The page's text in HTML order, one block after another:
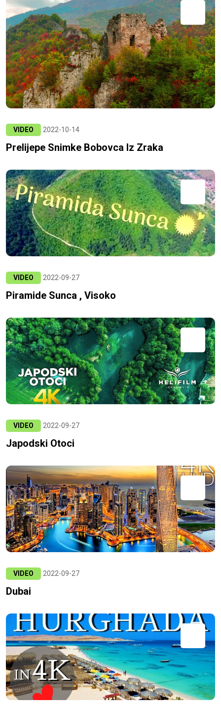
VIDEO 2022-10-14
Prelijepe Snimke Bobovca Iz Zraka
VIDEO 2022-09-27
Piramide Sunca , Visoko
VIDEO 2022-09-27
Japodski Otoci
VIDEO 2022-09-27
Dubai